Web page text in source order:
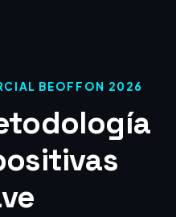
BEOFFON 2026